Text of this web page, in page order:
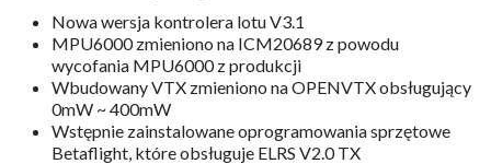
Nowa wersja kontrolera lotu V3.1
MPU6000 zmieniono na ICM20689 z powodu
wycofania MPU6000 z produkcji
Wbudowany VTX zmieniono na OPENVTX obsługujący
0mW ~ 400mW
Wstępnie zainstalowane oprogramowania sprzętowe
Betaflight, które obsługuje ELRS V2.0 TX